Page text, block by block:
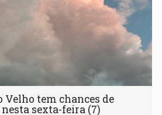
Velho tem chances de
sexta-feira (7)